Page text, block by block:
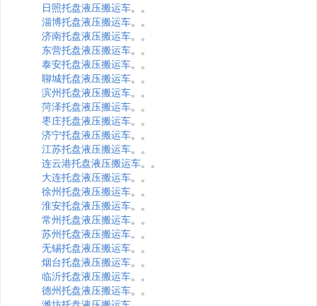
日照托盘液压搬运车。。
淄博托盘液压搬运车。。
济南托盘液压搬运车。。
东营托盘液压搬运车。。
泰安托盘液压搬运车。。
聊城托盘液压搬运车。。
滨州托盘液压搬运车。。
菏泽托盘液压搬运车。。
枣庄托盘液压搬运车。。
济宁托盘液压搬运车。。
江苏托盘液压搬运车。。
连云港托盘液压搬运车。。
大连托盘液压搬运车。。
徐州托盘液压搬运车。。
淮安托盘液压搬运车。。
常州托盘液压搬运车。。
苏州托盘液压搬运车。。
无锡托盘液压搬运车。。
烟台托盘液压搬运车。。
临沂托盘液压搬运车。。
德州托盘液压搬运车。。